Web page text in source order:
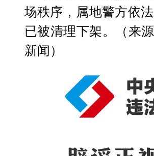
场秩序，属地警方依
已被清理下架。（来
新闻）